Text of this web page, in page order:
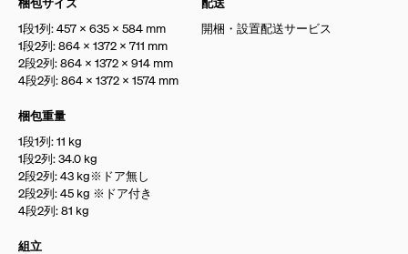
1段1列: 457 × 635 × 584 mm
1段2列: 864 × 1372 × 711 mm
2段2列: 864 × 1372 × 914 mm
4段2列: 864 × 1372 × 1574 mm
梱包重量
1段1列: 11 kg
1段2列: 34.0 kg
2段2列: 43 kg※ドア無し
2段2列: 45 kg ※ドア付き
4段2列: 81 kg
組立
開梱・設置配送サービス